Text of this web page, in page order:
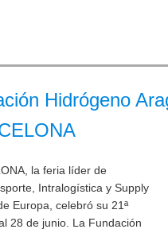
Hidrógeno
la feria líder de
Intralogística y Supply
Europa, celebró su 21ª
28 de junio. La Fundación